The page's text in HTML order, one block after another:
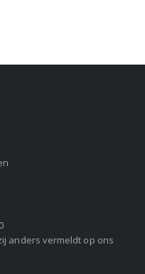
anders vermeldt op ons